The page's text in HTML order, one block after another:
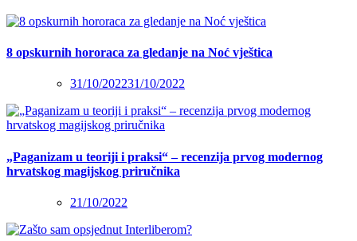
8 opskurnih hororaca za gledanje na Noć vještica
31/10/202231/10/2022
„Paganizam u teoriji i praksi“ – recenzija prvog modernog
hrvatskog magijskog priručnika
21/10/2022